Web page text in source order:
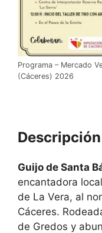
Programa – Mercado
(Cáceres) 2026
Guijo de Santa
encantadora
de La Vera, al
Cáceres.
de Gredos y